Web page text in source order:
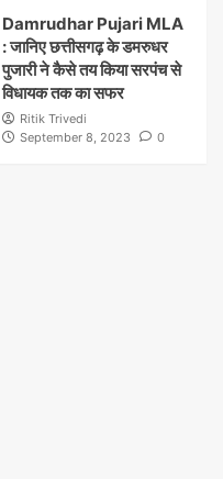
Damrudhar Pujari MLA
: जानिए छत्तीसगढ़ के डमरुधर
पुजारी ने कैसे तय किया सरपंच से
विधायक तक का सफर
Ritik Trivedi
September 8, 2023
0